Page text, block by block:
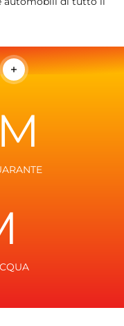
più
Per saperne di più
di più